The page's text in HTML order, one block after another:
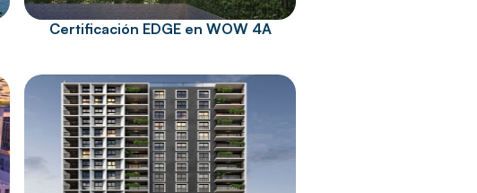
Certificación EDGE en WOW 4A